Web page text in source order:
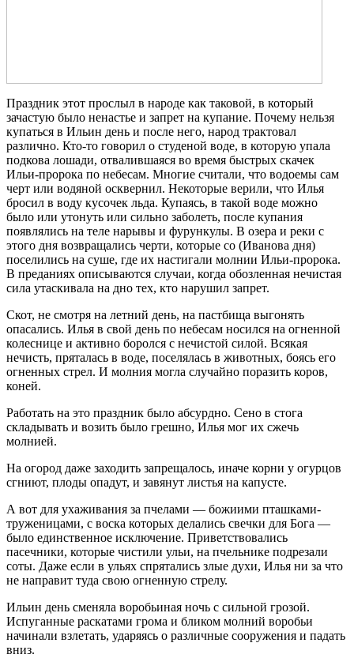
Праздник этот прослыл в народе как таковой, в который
зачастую было ненастье и запрет на купание. Почему нельзя
купаться в Ильин день и после него, народ трактовал
различно. Кто-то говорил о студеной воде, в которую упала
подкова лошади, отвалившаяся во время быстрых скачек
Ильи-пророка по небесам. Многие считали, что водоемы сам
черт или водяной осквернил. Некоторые верили, что Илья
бросил в воду кусочек льда. Купаясь, в такой воде можно
было или утонуть или сильно заболеть, после купания
появлялись на теле нарывы и фурункулы. В озера и реки с
этого дня возвращались черти, которые со (Иванова дня)
поселились на суше, где их настигали молнии Ильи-пророка.
В преданиях описываются случаи, когда обозленная нечистая
сила утаскивала на дно тех, кто нарушил запрет.
Скот, не смотря на летний день, на пастбища выгонять
опасались. Илья в свой день по небесам носился на огненной
колеснице и активно боролся с нечистой силой. Всякая
нечисть, пряталась в воде, поселялась в животных, боясь его
огненных стрел. И молния могла случайно поразить коров,
коней.
Работать на это праздник было абсурдно. Сено в стога
складывать и возить было грешно, Илья мог их сжечь
молнией.
На огород даже заходить запрещалось, иначе корни у огурцов
сгниют, плоды опадут, и завянут листья на капусте.
А вот для ухаживания за пчелами — божиими пташками-
труженицами, с воска которых делались свечки для Бога —
было единственное исключение. Приветствовались
пасечники, которые чистили ульи, на пчельнике подрезали
соты. Даже если в ульях спрятались злые духи, Илья ни за что
не направит туда свою огненную стрелу.
Ильин день сменяла воробьиная ночь с сильной грозой.
Испуганные раскатами грома и бликом молний воробьи
начинали взлетать, ударяясь о различные сооружения и падать
вниз.